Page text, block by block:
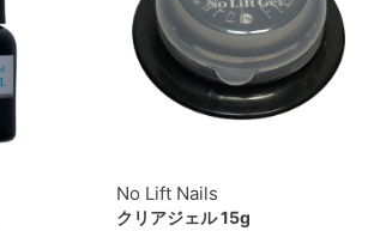
No Lift Nails
クリアジェル 15g